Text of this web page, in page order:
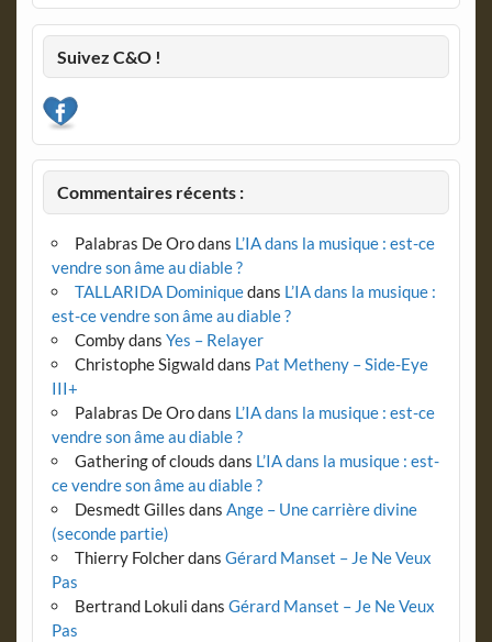
Suivez C&O !
Commentaires récents :
Palabras De Orodans L’IA dans la musique : est-ce
vendre son âme au diable ?
TALLARIDA Dominiquedans L’IA dans la musique :
est-ce vendre son âme au diable ?
Combydans Yes – Relayer
Christophe Sigwalddans Pat Metheny – Side-Eye
III+
Palabras De Orodans L’IA dans la musique : est-ce
vendre son âme au diable ?
Gathering of clouds dans L’IA dans la musique : est-
ce vendre son âme au diable ?
Desmedt Gilles dans Ange – Une carrière divine
(seconde partie)
Thierry Folcherdans Gérard Manset – Je Ne Veux
Pas
Bertrand Lokuli dans Gérard Manset – Je Ne Veux
Pas